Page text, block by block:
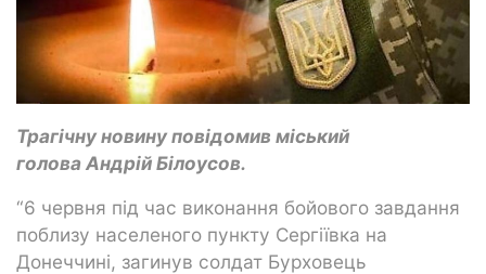
Трагічну новину повідомив міський
голова Андрій Білоусов.
“6 червня під час виконання бойового завдання
поблизу населеного пункту Сергіївка на
Донеччині, загинув солдат Бурховець